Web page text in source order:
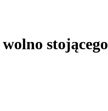
stojącego